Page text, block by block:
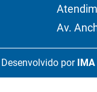
Av.
Desenvolvido por